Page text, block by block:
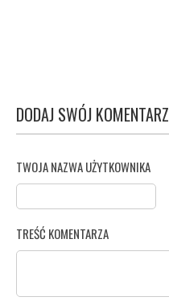
DODAJ SWÓJ KOMENTARZ
TWOJA NAZWA UŻYTKOWNIKA
TREŚĆ KOMENTARZA